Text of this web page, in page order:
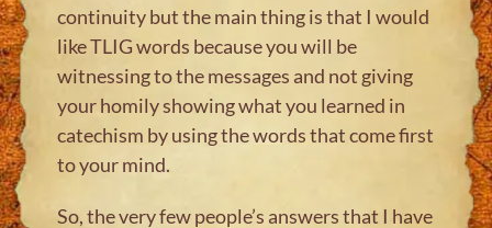
continuity but the main thing is that I would
like TLIG words because you will be
witnessing to the messages and not giving
your homily showing what you learned in
catechism by using the words that come first
to your mind.
So, the very few people’s answers that I have